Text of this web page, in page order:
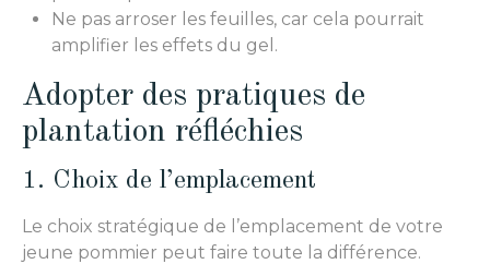
Ne pas arroser les feuilles, car cela pourrait
amplifier les effets du gel.
Adopter des pratiques de
plantation réfléchies
1. Choix de l’emplacement
Le choix stratégique de l’emplacement de votre
jeune pommier peut faire toute la différence.